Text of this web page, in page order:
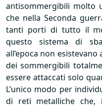
antisommergibili molto
che nella Seconda
tanti porti di tutto il
questo sistema di
all’epoca non
dei sommergibili
essere attaccati solo
L’unico modo per
di reti metalliche che,